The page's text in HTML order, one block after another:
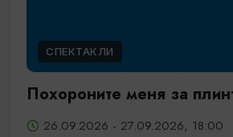
СПЕКТАКЛИ
Похороните меня за
26.09.2026 - 27.09.2026, 18:00